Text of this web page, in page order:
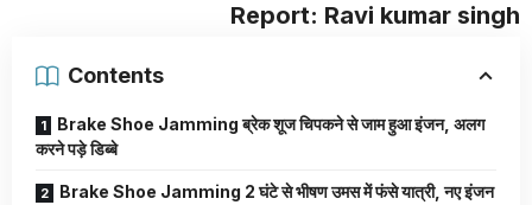
Report: Ravi kumar singh
Contents
Brake Shoe Jamming ब्रेक शूज चिपकने से जाम हुआ इंजन, अलग
करने पड़े डिब्बे
Brake Shoe Jamming 2 घंटे से भीषण उमस में फंसे यात्री, नए इंजन